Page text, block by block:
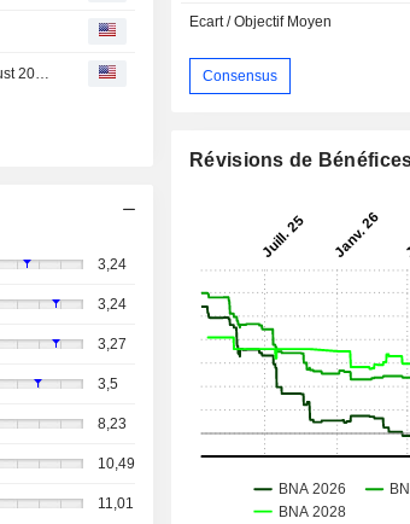
Invitation to Metsä Board's January-June 2026 results webcast on 6 August 2026 at 3:00 pm EEST
3,24
3,24
3,27
3,5
8,23
10,49
11,01
Ecart / Objectif Moyen
Consensus
Révisions de